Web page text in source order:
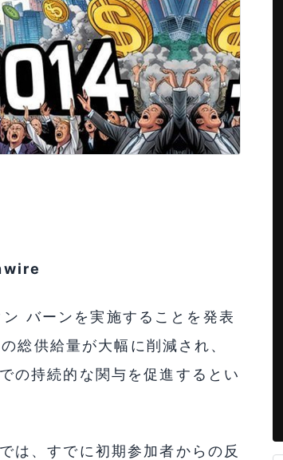
バーンを実施することを発表
総供給量が大幅に削減され、
の持続的な関与を促進するとい
は、すでに初期参加者からの反